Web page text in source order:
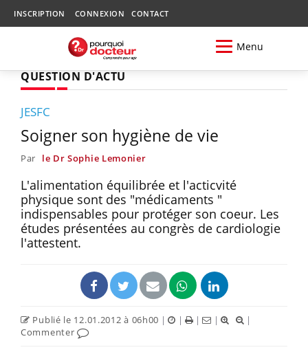
INSCRIPTION CONNEXION CONTACT
Menu
QUESTION D'ACTU
JESFC
Soigner son hygiène de vie
Par le Dr Sophie Lemonier
L'alimentation équilibrée et l'acticvité
physique sont des "médicaments "
indispensables pour protéger son coeur. Les
études présentées au congrès de cardiologie
l'attestent.
Publié le 12.01.2012 à 06h00 | | | |
|
Commenter